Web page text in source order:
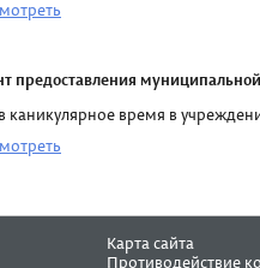
предоставления
каникулярное время в
Карта сайта
Противодействие